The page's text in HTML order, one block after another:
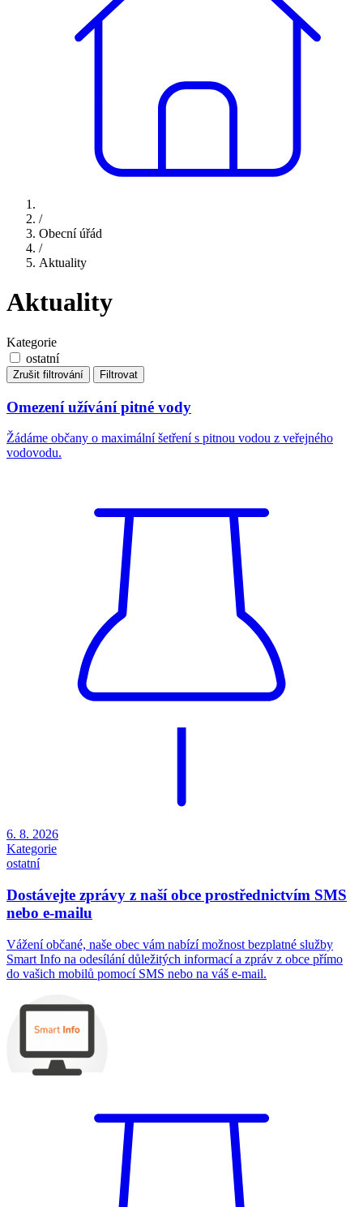
/
Obecní úřád
/
Aktuality
Aktuality
Kategorie
ostatní
Zrušit filtrování Filtrovat
Omezení užívání pitné vody
Žádáme občany o maximální šetření s pitnou vodou z veřejného
vodovodu.
6. 8. 2026
Kategorie
ostatní
Dostávejte zprávy z naší obce prostřednictvím SMS
nebo e-mailu
Vážení občané, naše obec vám nabízí možnost bezplatné služby
Smart Info na odesílání důležitých informací a zpráv z obce přímo
do vašich mobilů pomocí SMS nebo na váš e-mail.